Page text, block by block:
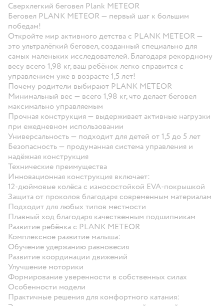
Сверхлегкий беговел Plank METEOR
Беговел PLANK METEOR — первый шаг к большим
победам!
Откройте мир активного детства с PLANK METEOR —
это ультралёгкий беговел, созданный специально для
самых маленьких исследователей. Благодаря рекордному
весу всего 1,98 кг, ваш ребёнок легко справится с
управлением уже в возрасте 1,5 лет!
Почему родители выбирают PLANK METEOR
Минимальный вес — всего 1,98 кг, что делает беговел
максимально управляемым
Прочная конструкция — выдерживает активные нагрузки
при ежедневном использовании
Универсальность — подходит для детей от 1,5 до 5 лет
Безопасность — продуманная система управления и
надёжная конструкция
Технические преимущества
Инновационная конструкция включает:
12-дюймовые колёса с износостойкой EVA-покрышкой
Защита от проколов благодаря современным материалам
Подходит для любых типов местности
Плавный ход благодаря качественным подшипникам
Развитие ребёнка с PLANK METEOR
Комплексное развитие малыша:
Обучение удержанию равновесия
Развитие координации движений
Улучшение моторики
Формирование уверенности в собственных силах
Особенности модели
Практичные решения для комфортного катания: